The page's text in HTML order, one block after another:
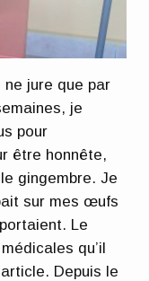
jure que par
je
pour
être honnête,
gingembre. Je
sur mes œufs
Le
qu’il
Depuis le